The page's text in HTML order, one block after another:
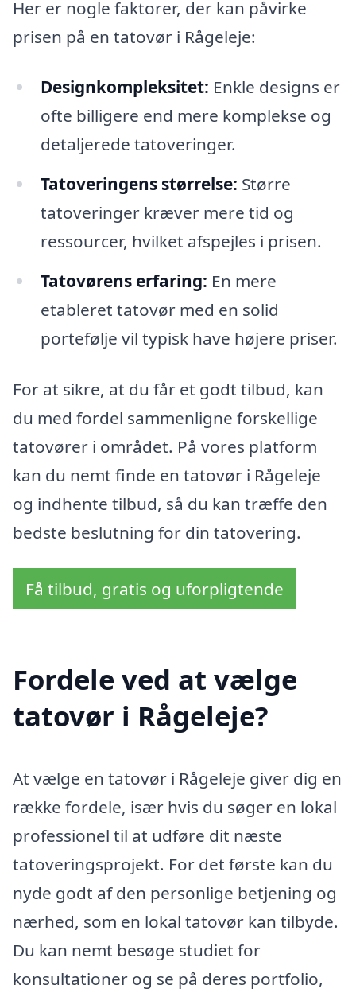
Her er nogle faktorer, der kan påvirke
prisen på en tatovør i Rågeleje:
Designkompleksitet: Enkle designs er
ofte billigere end mere komplekse og
detaljerede tatoveringer.
Tatoveringens størrelse: Større
tatoveringer kræver mere tid og
ressourcer, hvilket afspejles i prisen.
Tatovørens erfaring: En mere
etableret tatovør med en solid
portefølje vil typisk have højere priser.
For at sikre, at du får et godt tilbud, kan
du med fordel sammenligne forskellige
tatovører i området. På vores platform
kan du nemt finde en tatovør i Rågeleje
og indhente tilbud, så du kan træffe den
bedste beslutning for din tatovering.
Få tilbud, gratis og uforpligtende
Fordele ved at vælge
tatovør i Rågeleje?
At vælge en tatovør i Rågeleje giver dig en
række fordele, især hvis du søger en lokal
professionel til at udføre dit næste
tatoveringsprojekt. For det første kan du
nyde godt af den personlige betjening og
nærhed, som en lokal tatovør kan tilbyde.
Du kan nemt besøge studiet for
konsultationer og se på deres portfolio,